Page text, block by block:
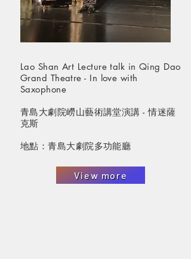
Lao Shan Art Lecture talk in Qing Dao
Grand Theatre - In love with
Saxophone
青島大劇院嶗山藝術講堂演講 - 情迷薩
克斯
地點：青島大劇院多功能廳
View more